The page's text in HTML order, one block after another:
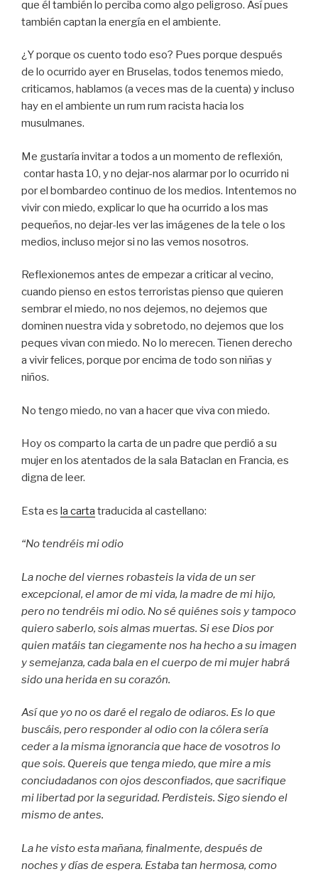
que él también lo perciba como algo peligroso. Así pues
también captan la energía en el ambiente.
¿Y porque os cuento todo eso? Pues porque después
de lo ocurrido ayer en Bruselas, todos tenemos miedo,
criticamos, hablamos (a veces mas de la cuenta) y incluso
hay en el ambiente un rum rum racista hacia los
musulmanes.
Me gustaría invitar a todos a un momento de reflexión,
contar hasta 10, y no dejar-nos alarmar por lo ocurrido ni
por el bombardeo continuo de los medios. Intentemos no
vivir con miedo, explicar lo que ha ocurrido a los mas
pequeños, no dejar-les ver las imágenes de la tele o los
medios, incluso mejor si no las vemos nosotros.
Reflexionemos antes de empezar a criticar al vecino,
cuando pienso en estos terroristas pienso que quieren
sembrar el miedo, no nos dejemos, no dejemos que
dominen nuestra vida y sobretodo, no dejemos que los
peques vivan con miedo. No lo merecen. Tienen derecho
a vivir felices, porque por encima de todo son niñas y
niños.
No tengo miedo, no van a hacer que viva con miedo.
Hoy os comparto la carta de un padre que perdió a su
mujer en los atentados de la sala Bataclan en Francia, es
digna de leer.
Esta es la carta traducida al castellano:
“No tendréis mi odio
La noche del viernes robasteis la vida de un ser
excepcional, el amor de mi vida, la madre de mi hijo,
pero no tendréis mi odio. No sé quiénes sois y tampoco
quiero saberlo, sois almas muertas. Si ese Dios por
quien matáis tan ciegamente nos ha hecho a su imagen
y semejanza, cada bala en el cuerpo de mi mujer habrá
sido una herida en su corazón.
Así que yo no os daré el regalo de odiaros. Es lo que
buscáis, pero responder al odio con la cólera sería
ceder a la misma ignorancia que hace de vosotros lo
que sois. Quereis que tenga miedo, que mire a mis
conciudadanos con ojos desconfiados, que sacrifique
mi libertad por la seguridad. Perdisteis. Sigo siendo el
mismo de antes.
La he visto esta mañana, finalmente, después de
noches y días de espera. Estaba tan hermosa, como